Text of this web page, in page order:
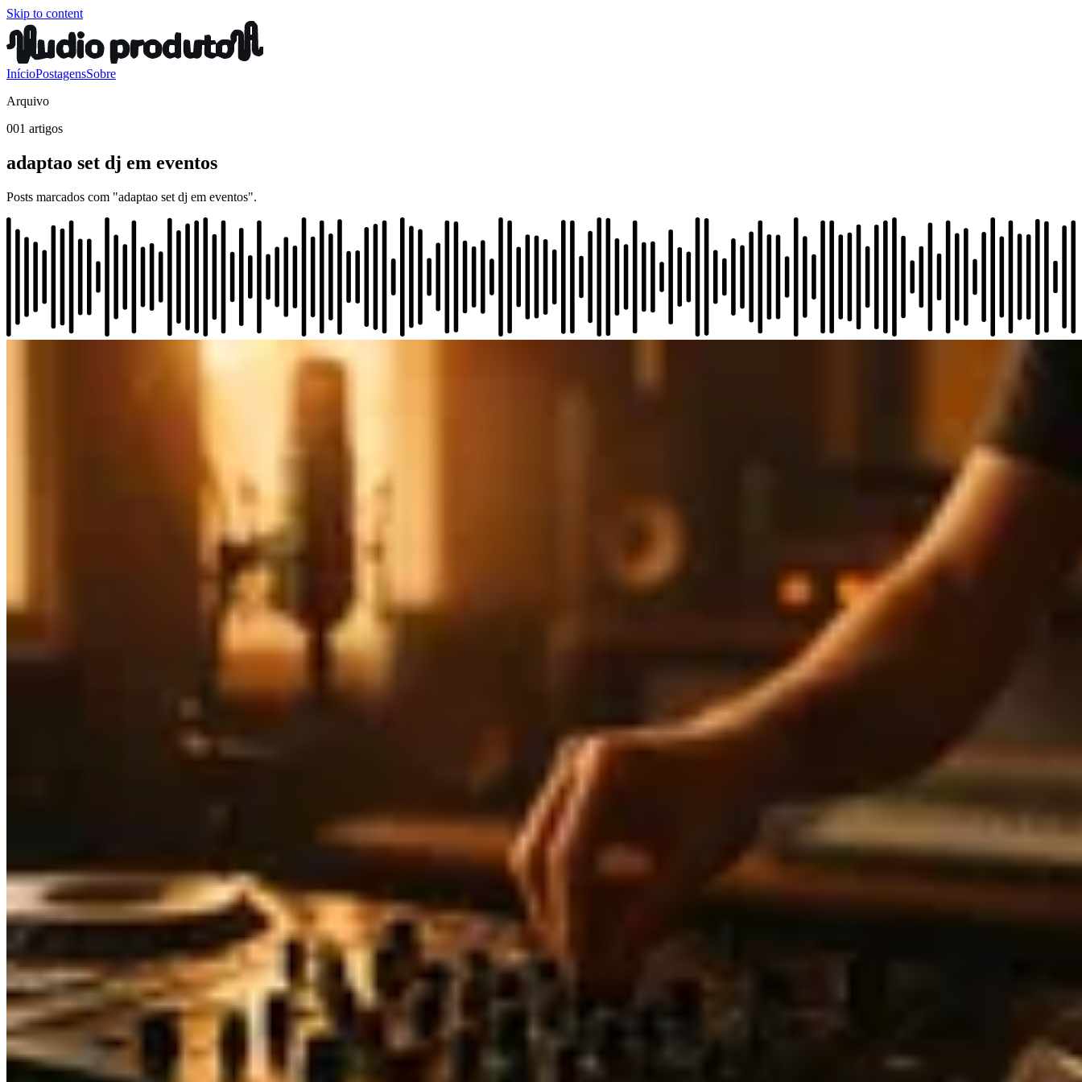
Skip to content
InícioPostagensSobre
Arquivo
001 artigos
adaptao set dj em eventos
Posts marcados com "adaptao set dj em eventos".